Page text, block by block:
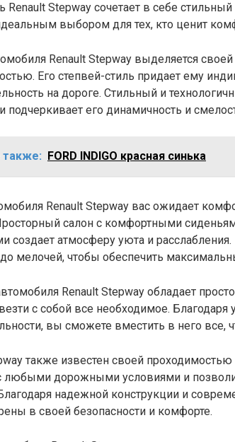
Renault Stepway сочетает в себе
выбором для тех, кто ценит
Renault Stepway выделяется
Его степвей-стиль придает ему
на дороге. Стильный и
подчеркивает его динамичность и
также: FORD INDIGO красная синька
Renault Stepway вас ожидает
салон с комфортными
создает атмосферу уюта и
мелочей, чтобы обеспечить
Renault Stepway обладает
с собой все необходимое. Благодаря
вы сможете вместить в него все,
также известен своей
любыми дорожными условиями и
надежной конструкции и
в своей безопасности и комфорте.